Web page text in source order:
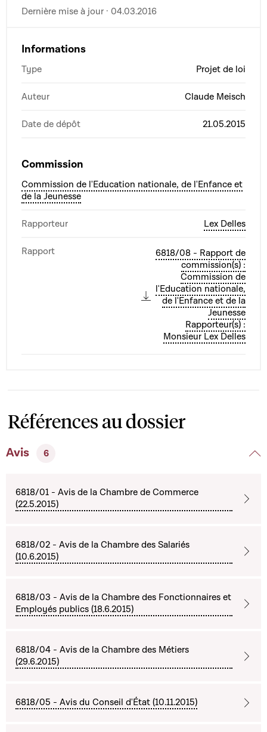
Dernière mise à jour · 04.03.2016
Informations
Type Projet de loi
Auteur Claude Meisch
Date de dépôt 21.05.2015
Commission
Commission de l'Education nationale, de l'Enfance et
de la Jeunesse
Rapporteur Lex Delles
Rapport
6818/08 - Rapport de
commission(s) :
Commission de
l'Education nationale,
de l'Enfance et de la
Jeunesse
Rapporteur(s) :
Monsieur Lex Delles
Références au dossier
Avis 6
6818/01 - Avis de la Chambre de Commerce
(22.5.2015)
6818/02 - Avis de la Chambre des Salariés
(10.6.2015)
6818/03 - Avis de la Chambre des Fonctionnaires et
Employés publics (18.6.2015)
6818/04 - Avis de la Chambre des Métiers
(29.6.2015)
6818/05 - Avis du Conseil d'État (10.11.2015)